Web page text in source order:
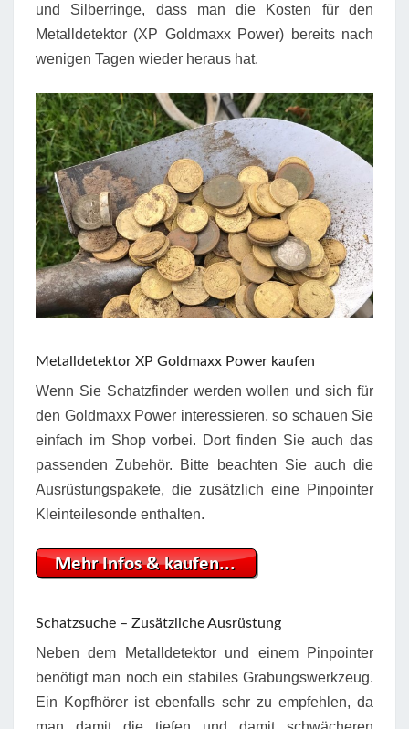
und Silberringe, dass man die Kosten für den
Metalldetektor (XP Goldmaxx Power) bereits nach
wenigen Tagen wieder heraus hat.
Metalldetektor XP Goldmaxx Power kaufen
Wenn Sie Schatzfinder werden wollen und sich für
den Goldmaxx Power interessieren, so schauen Sie
einfach im Shop vorbei. Dort finden Sie auch das
passenden Zubehör. Bitte beachten Sie auch die
Ausrüstungspakete, die zusätzlich eine Pinpointer
Kleinteilesonde enthalten.
Schatzsuche – Zusätzliche Ausrüstung
Neben dem Metalldetektor und einem Pinpointer
benötigt man noch ein stabiles Grabungswerkzeug.
Ein Kopfhörer ist ebenfalls sehr zu empfehlen, da